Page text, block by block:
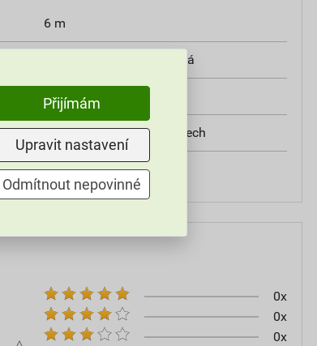
6 m
RAL 3009 ocelově červená
330 mm
pozinkovaný lakovaný plech
žlab
0x
0x
0x
Přijímám
Upravit nastavení
Odmítnout nepovinné